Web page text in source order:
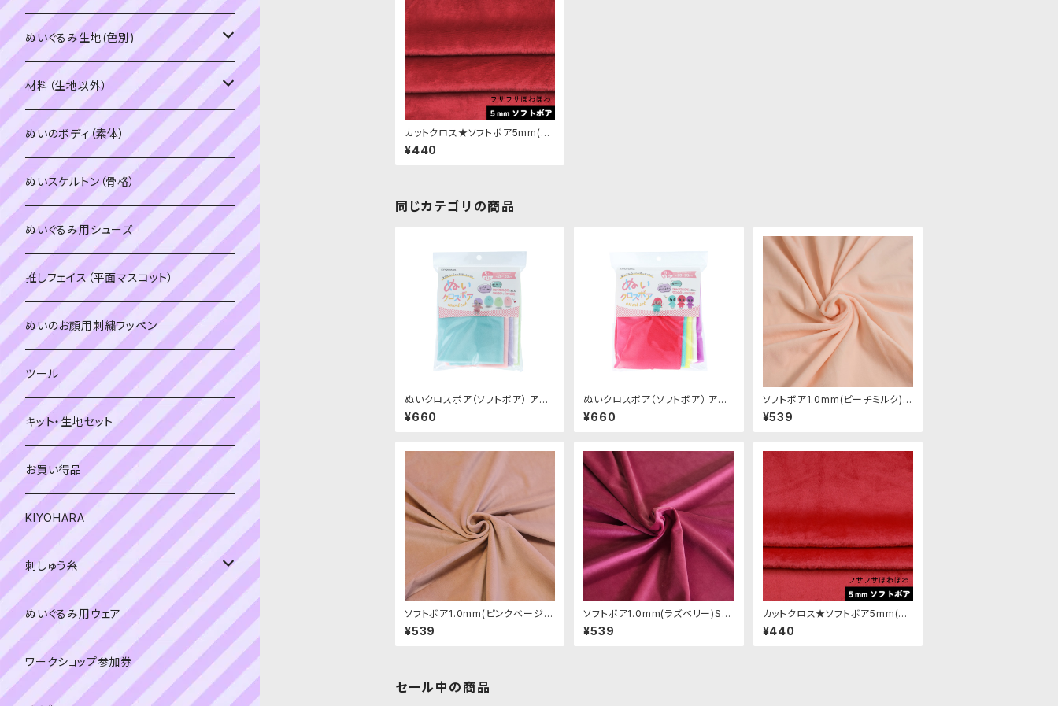
カットクロス★ソフトボア5mm(ダ
ークレッド)LB021 ボア生地 50c
m × 45cm
¥440
同じカテゴリの商品
ぬいクロスボア（ソフトボア） アソ
ートセット（パステルカラー）｜清原
株式会社
¥660
ぬいクロスボア（ソフトボア） アソ
ートセット（ビビッドカラー）｜清原
株式会社
¥660
ソフトボア1.0mm(ピーチミルク)S
SB053 ぬいぐるみ用短毛ボア生
地 20cm
¥539
ソフトボア1.0mm(ピンクベージ
ュ)SSB109 ぬいぐるみ用短毛ボア
生地 20cm
¥539
ソフトボア1.0mm(ラズベリー)SS
B050 ぬいぐるみ用短毛ボア生地
20cm
¥539
カットクロス★ソフトボア5mm(レ
ッド)LB007 ボア生地 50cm × 4
5cm
¥440
セール中の商品
PDFデータ（ダウンロード）
ソフトボア（短毛）
ソフトボア（5mm）
ぬいトリコット
スキンカラー生地
カーリーベルボア
パウダーボア（4mm）
ウィッグボア（8cm）
ぬいぐるみ生地(色別)
ソフトボア
スキンカラー系
白系
赤・ピンク系
紫系
青系
緑系
黄色・クリーム系
ベージュ・ブラウン系
黒・グレー系
オレンジ系
ぬいトリコット
スキンカラー系
白系
赤・ピンク系
紫系
青系
緑系
黄色・クリーム系
ベージュ・ブラウン系
黒・グレー系
オレンジ系
材料（生地以外）
アイロン接着シート
ステッチカラー
ミニワッペン
リボン
ぬいのボディ（素体）
ぬいスケルトン（骨格）
ぬいぐるみ用シューズ
推しフェイス（平面マスコット）
ぬいのお顔用刺繍ワッペン
ツール
キット・生地セット
お買い得品
KIYOHARA
刺しゅう糸
COSMO 25番刺しゅう糸
ぬいぐるみ用ウェア
ワークショップ参加券